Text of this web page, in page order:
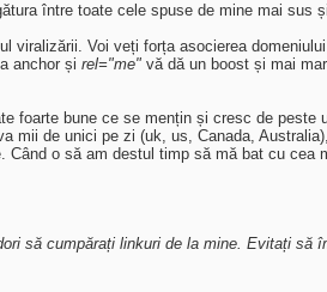
între toate cele spuse de mine mai sus
viralizării. Voi veți forța asocierea
anchor și rel="me" vă dă un boost și mai
foarte bune ce se mențin și cresc de peste
mii de unici pe zi (uk, us, Canada,
o să am destul timp să mă bat cu cea
să cumpărați linkuri de la mine. Evitați să